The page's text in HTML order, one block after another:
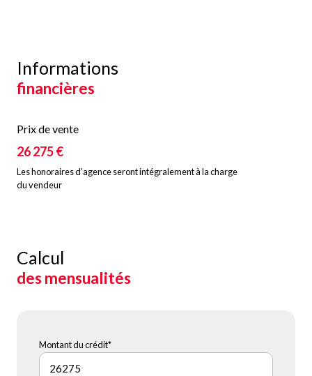
Informations
financières
Prix de vente
26 275 €
Les honoraires d'agence seront intégralement à la charge
du vendeur
Calcul
des mensualités
Montant du crédit*